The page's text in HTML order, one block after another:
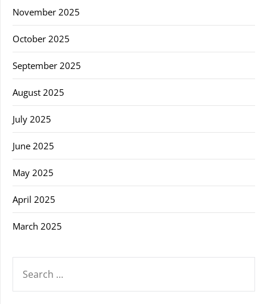
November 2025
October 2025
September 2025
August 2025
July 2025
June 2025
May 2025
April 2025
March 2025
FOR: